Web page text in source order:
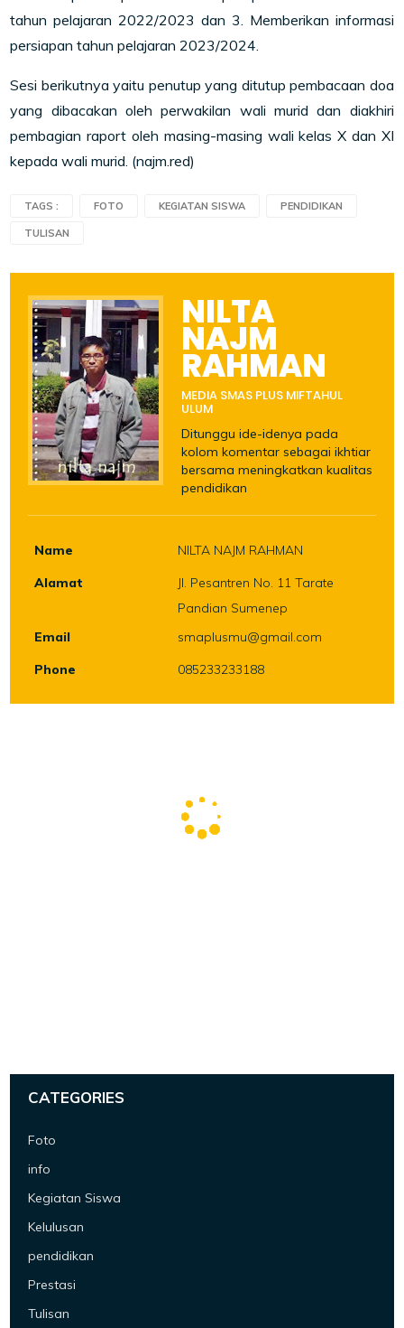
tahun pelajaran 2022/2023 dan 3. Memberikan informasi
persiapan tahun pelajaran 2023/2024.
Sesi berikutnya yaitu penutup yang ditutup pembacaan doa
yang dibacakan oleh perwakilan wali murid dan diakhiri
pembagian raport oleh masing-masing wali kelas X dan XI
kepada wali murid. (najm.red)
TAGS : FOTO KEGIATAN SISWA PENDIDIKAN
TULISAN
NILTA
NAJM
RAHMAN
MEDIA SMAS PLUS MIFTAHUL
ULUM
Ditunggu ide-idenya pada
kolom komentar sebagai ikhtiar
bersama meningkatkan kualitas
pendidikan
Name
NILTA NAJM RAHMAN
Alamat
Jl. Pesantren No. 11 Tarate
Pandian Sumenep
Email
smaplusmu@gmail.com
Phone
085233233188
CATEGORIES
Foto
info
Kegiatan Siswa
Kelulusan
pendidikan
Prestasi
Tulisan